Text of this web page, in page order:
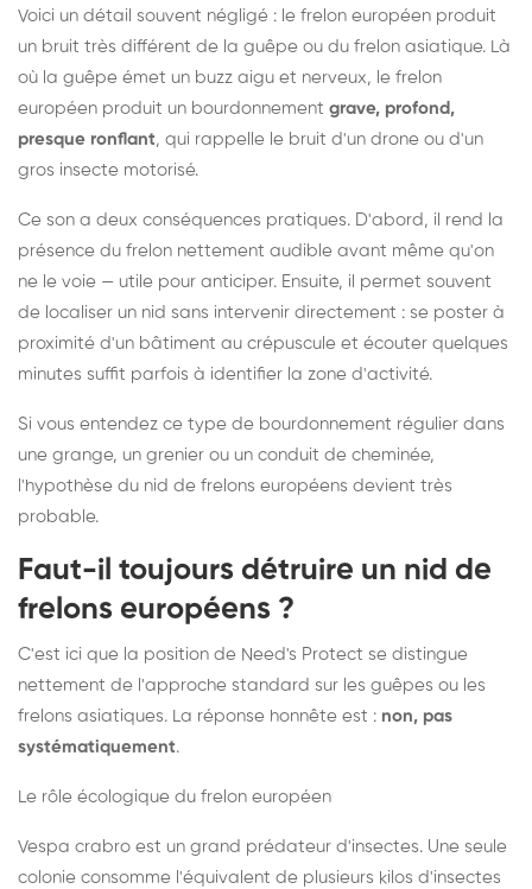
Voici un détail souvent négligé : le frelon européen produit
un bruit très différent de la guêpe ou du frelon asiatique. Là
où la guêpe émet un buzz aigu et nerveux, le frelon
européen produit un bourdonnement grave, profond,
presque ronflant, qui rappelle le bruit d'un drone ou d'un
gros insecte motorisé.
Ce son a deux conséquences pratiques. D'abord, il rend la
présence du frelon nettement audible avant même qu'on
ne le voie — utile pour anticiper. Ensuite, il permet souvent
de localiser un nid sans intervenir directement : se poster à
proximité d'un bâtiment au crépuscule et écouter quelques
minutes suffit parfois à identifier la zone d'activité.
Si vous entendez ce type de bourdonnement régulier dans
une grange, un grenier ou un conduit de cheminée,
l'hypothèse du nid de frelons européens devient très
probable.
Faut-il toujours détruire un nid de
frelons européens ?
C'est ici que la position de Need's Protect se distingue
nettement de l'approche standard sur les guêpes ou les
frelons asiatiques. La réponse honnête est : non, pas
systématiquement.
Le rôle écologique du frelon européen
Vespa crabro est un grand prédateur d'insectes. Une seule
colonie consomme l'équivalent de plusieurs kilos d'insectes